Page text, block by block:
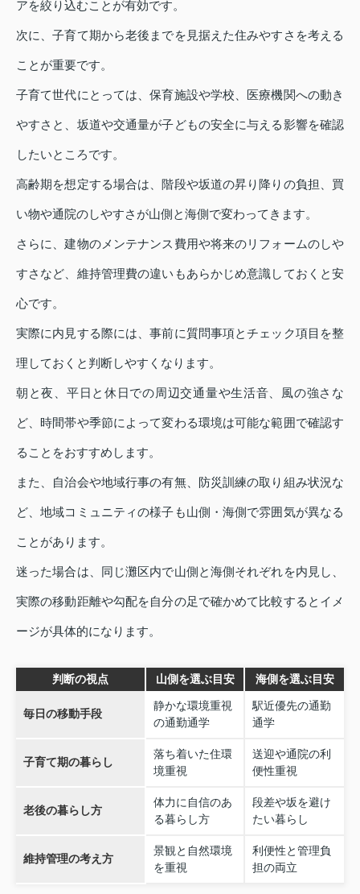
アを絞り込むことが有効です。
次に、子育て期から老後までを見据えた住みやすさを考える
ことが重要です。
子育て世代にとっては、保育施設や学校、医療機関への動き
やすさと、坂道や交通量が子どもの安全に与える影響を確認
したいところです。
高齢期を想定する場合は、階段や坂道の昇り降りの負担、買
い物や通院のしやすさが山側と海側で変わってきます。
さらに、建物のメンテナンス費用や将来のリフォームのしや
すさなど、維持管理費の違いもあらかじめ意識しておくと安
心です。
実際に内見する際には、事前に質問事項とチェック項目を整
理しておくと判断しやすくなります。
朝と夜、平日と休日での周辺交通量や生活音、風の強さな
ど、時間帯や季節によって変わる環境は可能な範囲で確認す
ることをおすすめします。
また、自治会や地域行事の有無、防災訓練の取り組み状況な
ど、地域コミュニティの様子も山側・海側で雰囲気が異なる
ことがあります。
迷った場合は、同じ灘区内で山側と海側それぞれを内見し、
実際の移動距離や勾配を自分の足で確かめて比較するとイメ
ージが具体的になります。
判断の視点 山側を選ぶ目安 海側を選ぶ目安
毎日の移動手段
静かな環境重視
の通勤通学
駅近優先の通勤
通学
子育て期の暮らし
落ち着いた住環
境重視
送迎や通院の利
便性重視
老後の暮らし方
体力に自信のあ
る暮らし方
段差や坂を避け
たい暮らし
維持管理の考え方
景観と自然環境
を重視
利便性と管理負
担の両立